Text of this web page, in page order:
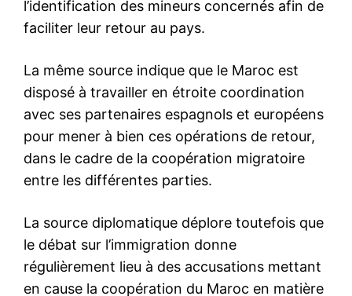
Maroc-Zambie : signature de
19 accords
gouvernementaux et de
Lusaka – Voici les dix-neuf
de partenariat économique
signés entre le Royaume du
Maroc et la République de
Zambie, lundi au Palais
présidentiel à Lusaka, sous la
présidence de Sa Majesté le
Roi Mohammed VI, que Dieu
la République de Zambie,
SEM.…
20 February 2017
In "Famille Royale"